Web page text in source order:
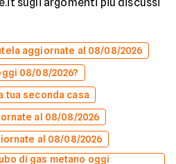
aggiornate al 08/08/2026
08/08/2026?
tua seconda casa
al 08/08/2026
al 08/08/2026
di gas metano oggi